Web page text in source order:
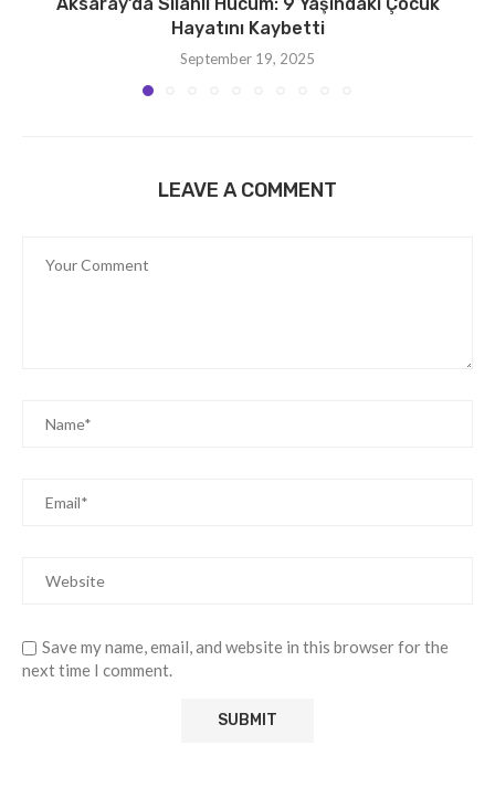
Hayatını Kaybetti
September 19, 2025
LEAVE A COMMENT
Save my name, email, and website in this browser for the
next time I comment.